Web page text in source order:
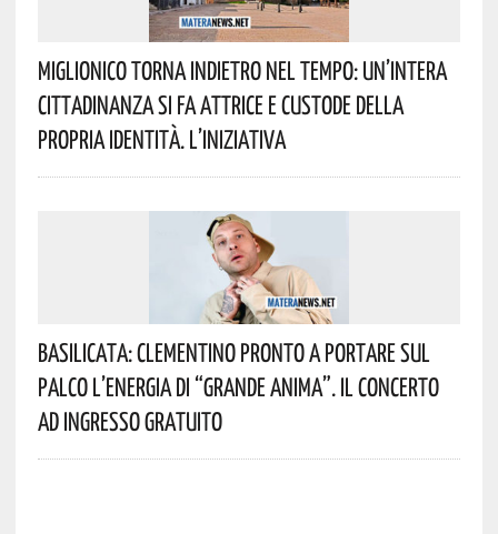
Miglionico Torna Indietro Nel Tempo: Un’intera
Cittadinanza Si Fa Attrice E Custode Della
Propria Identità. L’iniziativa
Basilicata: Clementino Pronto A Portare Sul
Palco L’energia Di “Grande Anima”. Il Concerto
Ad Ingresso Gratuito